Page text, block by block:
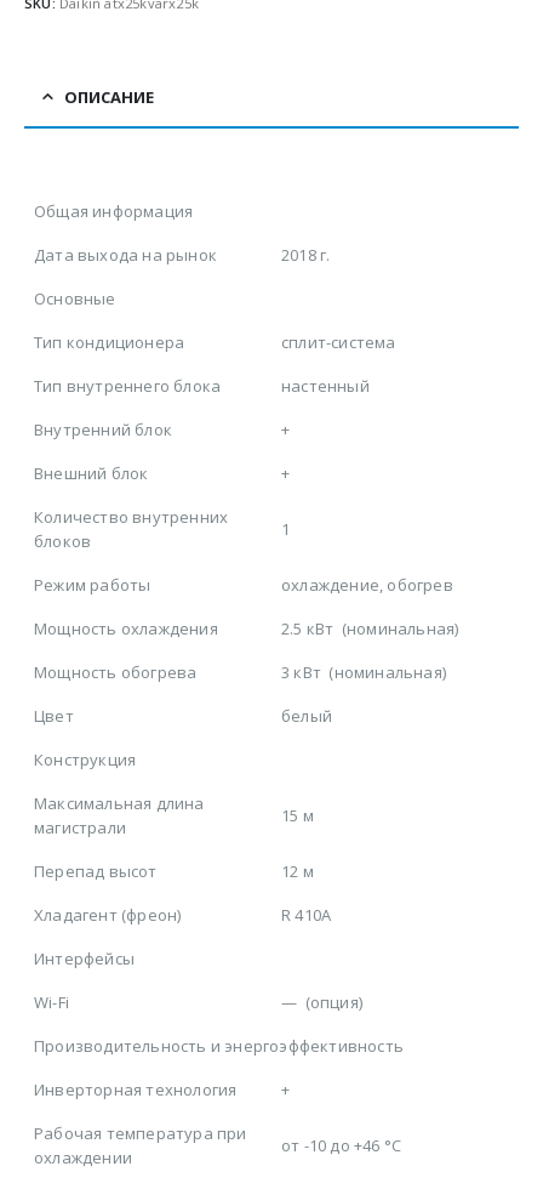
ОПИСАНИЕ
Общая информация
Дата выхода на рынок
2018 г.
Основные
Тип кондиционера
сплит-система
Тип внутреннего блока
настенный
Внутренний блок
+
Внешний блок
+
Количество внутренних
блоков
1
Режим работы
охлаждение, обогрев
Мощность охлаждения
2.5 кВт (номинальная)
Мощность обогрева
3 кВт (номинальная)
Цвет
белый
Конструкция
Максимальная длина
магистрали
15 м
Перепад высот
12 м
Хладагент (фреон)
R 410A
Интерфейсы
Wi-Fi
— (опция)
Производительность и энергоэффективность
Инверторная технология
+
Рабочая температура при
охлаждении
от -10 до +46 °C